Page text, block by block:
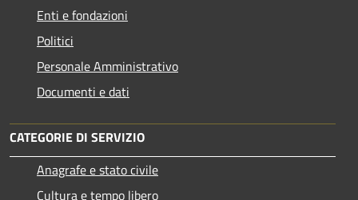
Enti e fondazioni
Politici
Personale Amministrativo
Documenti e dati
CATEGORIE DI SERVIZIO
Anagrafe e stato civile
Cultura e tempo libero